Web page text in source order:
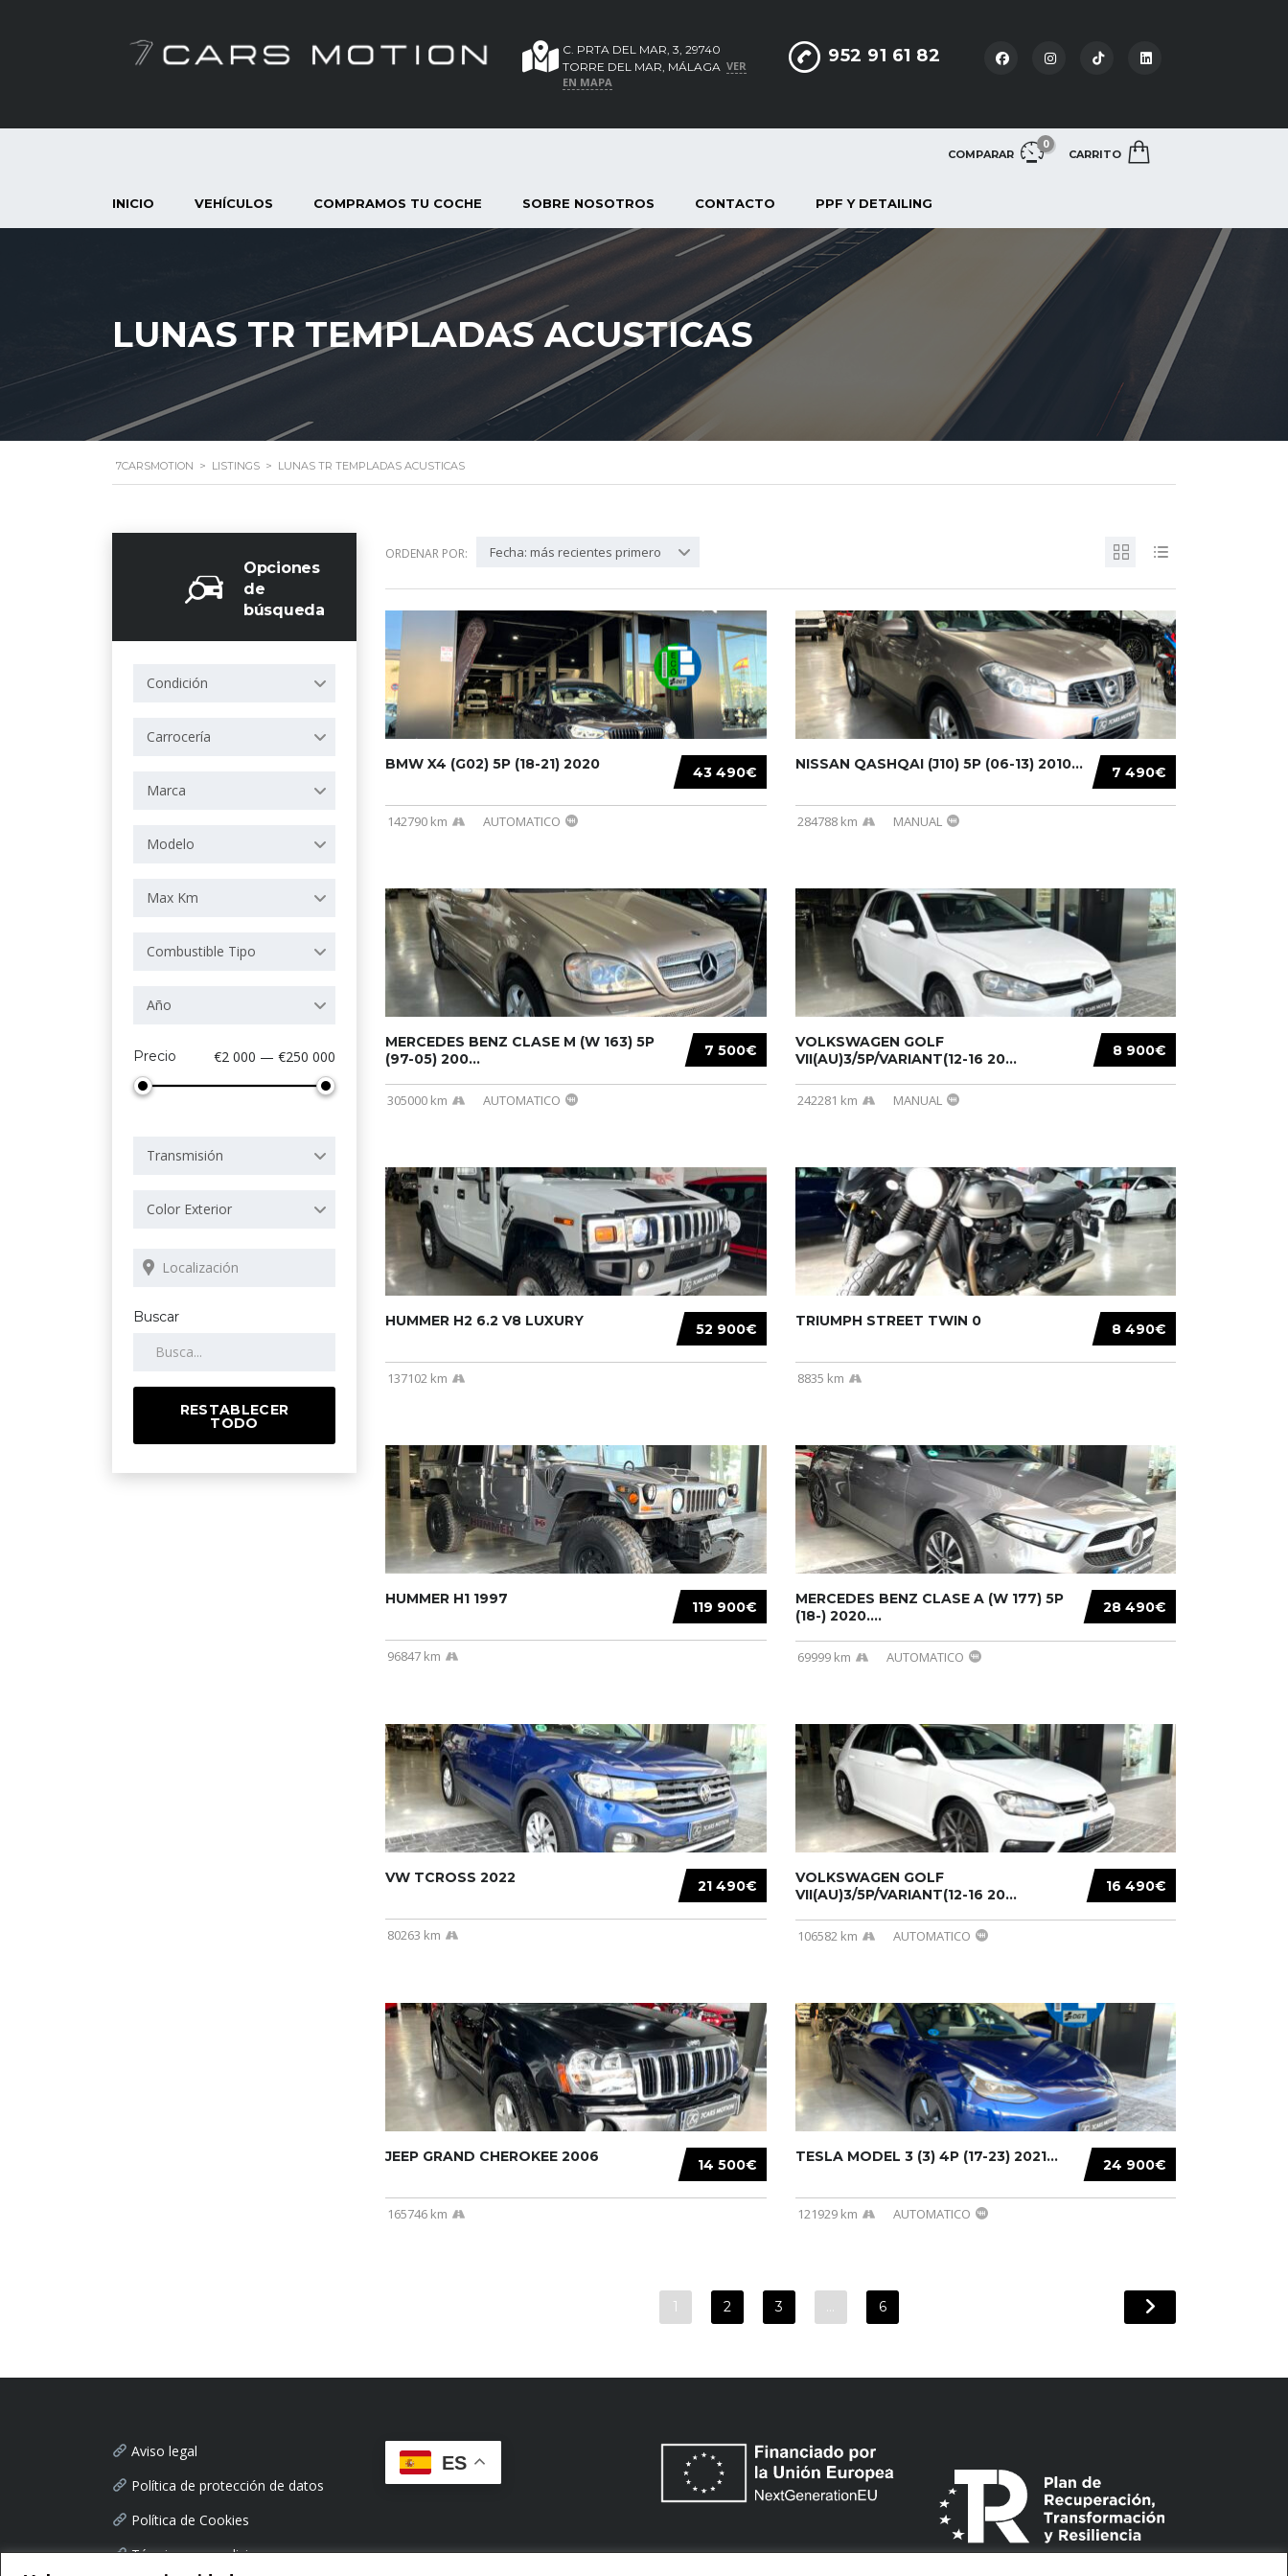
952 91 61 82
C. PRTA DEL MAR, 3, 29740
TORRE DEL MAR, MÁLAGA VER
EN MAPA
COMPARAR
0
CARRITO
INICIO VEHÍCULOS COMPRAMOS TU COCHE SOBRE NOSOTROS CONTACTO PPF Y DETAILING
LUNAS TR TEMPLADAS ACUSTICAS
7CARSMOTION > LISTINGS > LUNAS TR TEMPLADAS ACUSTICAS
Opciones
de
búsqueda
Condición
Carrocería
Marca
Modelo
Max Km
Combustible Tipo
Año
Precio €2 000 — €250 000
Transmisión
Color Exterior
Buscar
RESTABLECER
TODO
ORDENAR POR: Fecha: más recientes primero
43 490€
BMW X4 (G02) 5P (18-21) 2020
142790 km AUTOMATICO
7 490€
NISSAN QASHQAI (J10) 5P (06-13) 2010...
284788 km MANUAL
7 500€
MERCEDES BENZ CLASE M (W 163) 5P
(97-05) 200...
305000 km AUTOMATICO
8 900€
VOLKSWAGEN GOLF
VII(AU)3/5P/VARIANT(12-16 20...
242281 km MANUAL
52 900€
HUMMER H2 6.2 V8 LUXURY
137102 km
8 490€
TRIUMPH STREET TWIN 0
8835 km
119 900€
HUMMER H1 1997
96847 km
28 490€
MERCEDES BENZ CLASE A (W 177) 5P
(18-) 2020....
69999 km AUTOMATICO
21 490€
VW TCROSS 2022
80263 km
16 490€
VOLKSWAGEN GOLF
VII(AU)3/5P/VARIANT(12-16 20...
106582 km AUTOMATICO
14 500€
JEEP GRAND CHEROKEE 2006
165746 km
24 900€
TESLA MODEL 3 (3) 4P (17-23) 2021...
121929 km AUTOMATICO
1 2 3 … 6
Aviso legal
Política de protección de datos
Política de Cookies
Términos y condiciones
ES